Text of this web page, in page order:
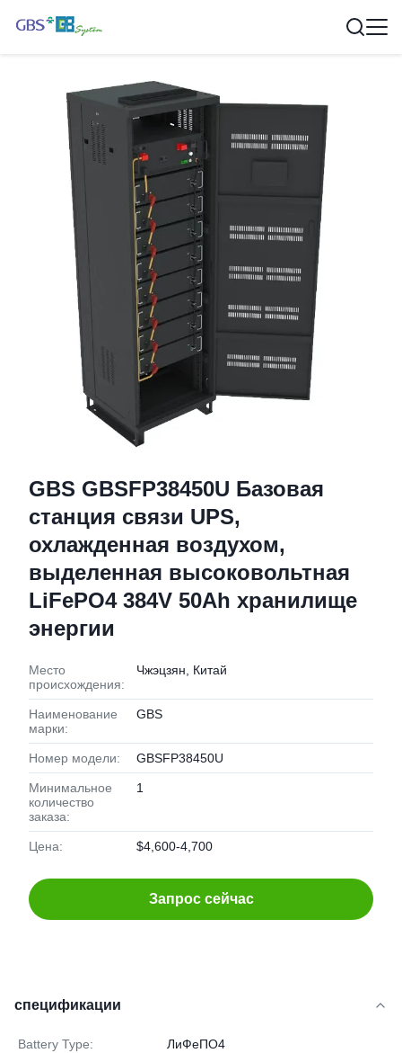
GBS GBSFP38450U Базовая
станция связи UPS,
охлажденная воздухом,
выделенная высоковольтная
LiFePO4 384V 50Ah хранилище
энергии
Место
происхождения:
Чжэцзян, Китай
Наименование
марки:
GBS
Номер модели: GBSFP38450U
Минимальное
количество
заказа:
1
Цена: $4,600-4,700
Запрос сейчас
спецификации
Battery Type: ЛиФеПО4